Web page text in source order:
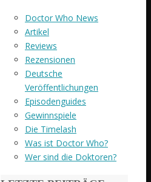
Doctor Who News
Artikel
Reviews
Rezensionen
Deutsche
Veröffentlichungen
Episodenguides
Gewinnspiele
Die Timelash
Was ist Doctor Who?
Wer sind die Doktoren?